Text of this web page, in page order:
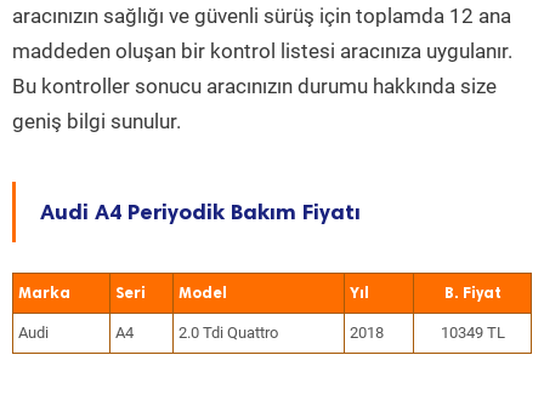
aracınızın sağlığı ve güvenli sürüş için toplamda 12 ana
maddeden oluşan bir kontrol listesi aracınıza uygulanır.
Bu kontroller sonucu aracınızın durumu hakkında size
geniş bilgi sunulur.
Audi A4 Periyodik Bakım Fiyatı
Marka Seri Model Yıl
Audi A4 2.0 Tdi Quattro 2018 10349 TL